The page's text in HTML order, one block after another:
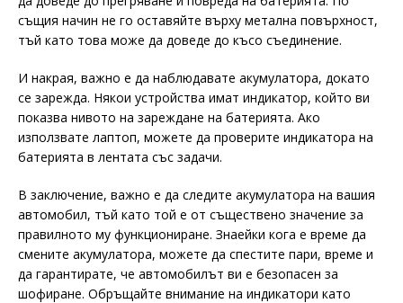
същия начин не го оставяйте върху метална повърхност,
тъй като това може да доведе до късо съединение.
И накрая, важно е да наблюдавате акумулатора, докато
се зарежда. Някои устройства имат индикатор, който ви
показва нивото на зареждане на батерията. Ако
използвате лаптоп, можете да проверите индикатора на
батерията в лентата със задачи.
В заключение, важно е да следите акумулатора на вашия
автомобил, тъй като той е от съществено значение за
правилното му функциониране. Знаейки кога е време да
смените акумулатора, можете да спестите пари, време и
да гарантирате, че автомобилът ви е безопасен за
шофиране. Обръщайте внимание на индикатори като